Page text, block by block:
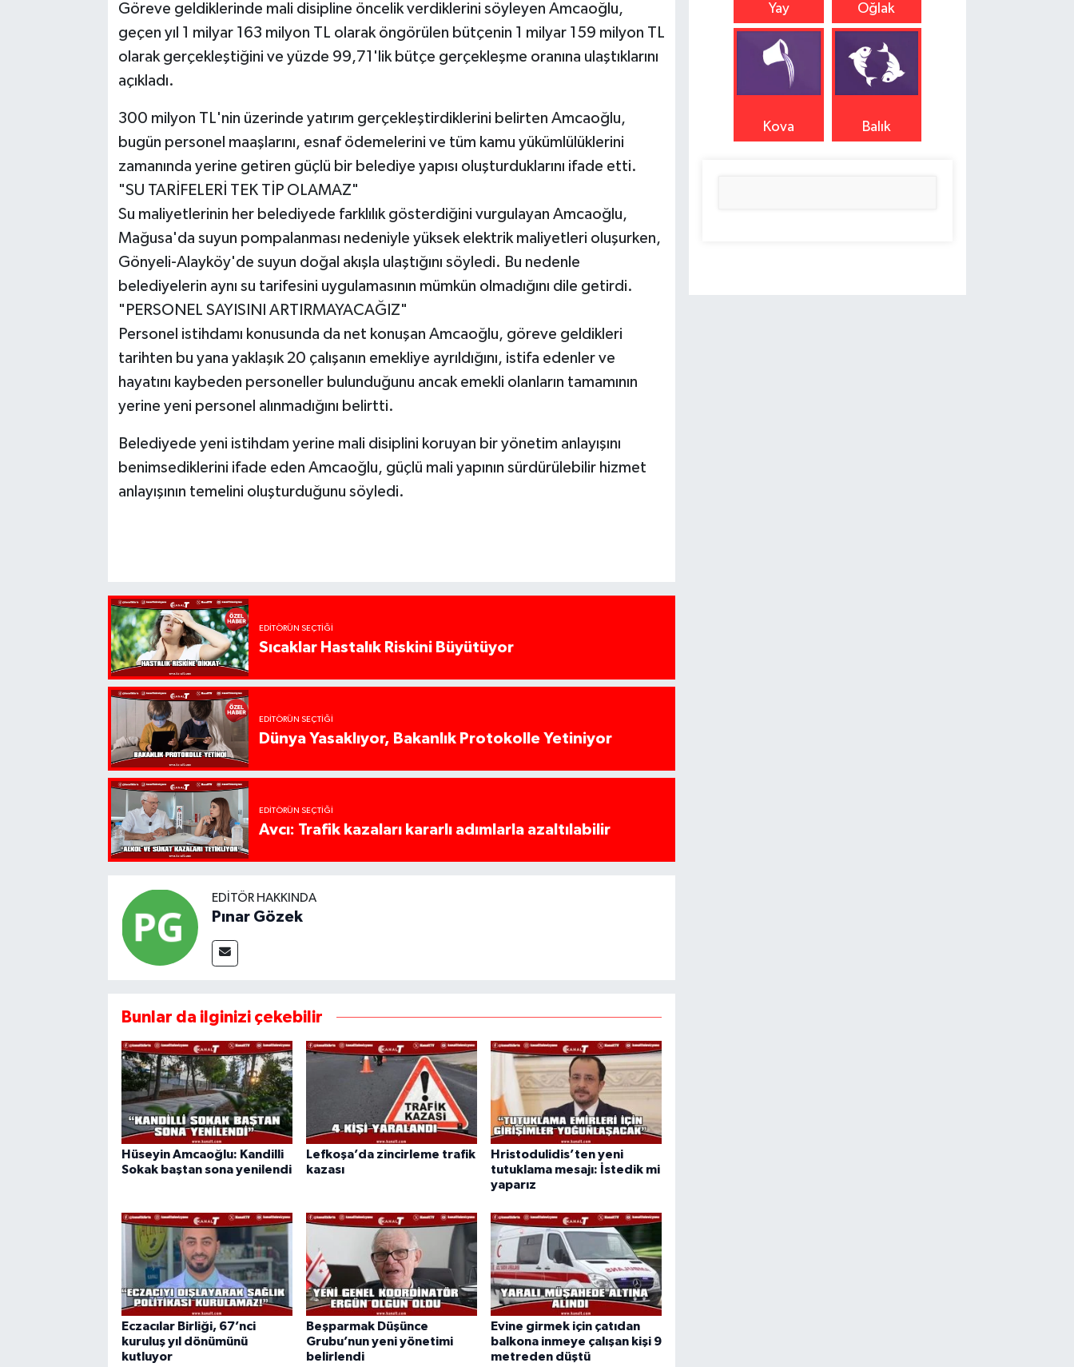
Göreve geldiklerinde mali disipline öncelik verdiklerini söyleyen Amcaoğlu,
geçen yıl 1 milyar 163 milyon TL olarak öngörülen bütçenin 1 milyar 159 milyon TL
olarak gerçekleştiğini ve yüzde 99,71'lik bütçe gerçekleşme oranına ulaştıklarını
açıkladı.
300 milyon TL'nin üzerinde yatırım gerçekleştirdiklerini belirten Amcaoğlu,
bugün personel maaşlarını, esnaf ödemelerini ve tüm kamu yükümlülüklerini
zamanında yerine getiren güçlü bir belediye yapısı oluşturduklarını ifade etti.
"SU TARİFELERİ TEK TİP OLAMAZ"
Su maliyetlerinin her belediyede farklılık gösterdiğini vurgulayan Amcaoğlu,
Mağusa'da suyun pompalanması nedeniyle yüksek elektrik maliyetleri oluşurken,
Gönyeli-Alayköy'de suyun doğal akışla ulaştığını söyledi. Bu nedenle
belediyelerin aynı su tarifesini uygulamasının mümkün olmadığını dile getirdi.
"PERSONEL SAYISINI ARTIRMAYACAĞIZ"
Personel istihdamı konusunda da net konuşan Amcaoğlu, göreve geldikleri
tarihten bu yana yaklaşık 20 çalışanın emekliye ayrıldığını, istifa edenler ve
hayatını kaybeden personeller bulunduğunu ancak emekli olanların tamamının
yerine yeni personel alınmadığını belirtti.
Belediyede yeni istihdam yerine mali disiplini koruyan bir yönetim anlayışını
benimsediklerini ifade eden Amcaoğlu, güçlü mali yapının sürdürülebilir hizmet
anlayışının temelini oluşturduğunu söyledi.
EDITÖRÜN SEÇTIĞI
Sıcaklar Hastalık Riskini Büyütüyor
EDITÖRÜN SEÇTIĞI
Dünya Yasaklıyor, Bakanlık Protokolle Yetiniyor
EDITÖRÜN SEÇTIĞI
Avcı: Trafik kazaları kararlı adımlarla azaltılabilir
EDITÖR HAKKINDA
Pınar Gözek
Bunlar da ilginizi çekebilir
Hüseyin Amcaoğlu: Kandilli
Sokak baştan sona yenilendi
Lefkoşa’da zincirleme trafik
kazası
Hristodulidis’ten yeni
tutuklama mesajı: İstedik mi
yaparız
Eczacılar Birliği, 67’nci
kuruluş yıl dönümünü
kutluyor
Beşparmak Düşünce
Grubu’nun yeni yönetimi
belirlendi
Evine girmek için çatıdan
balkona inmeye çalışan kişi 9
metreden düştü
Yay Oğlak
Kova Balık